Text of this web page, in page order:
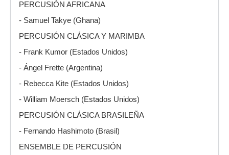
PERCUSIÓN AFRICANA
- Samuel Takye (Ghana)
PERCUSIÓN CLÁSICA Y MARIMBA
- Frank Kumor (Estados Unidos)
- Ángel Frette (Argentina)
- Rebecca Kite (Estados Unidos)
- William Moersch (Estados Unidos)
PERCUSIÓN CLÁSICA BRASILEÑA
- Fernando Hashimoto (Brasil)
ENSEMBLE DE PERCUSIÓN